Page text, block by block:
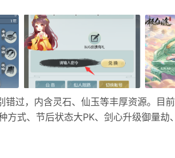
过，内含灵石、仙玉等丰厚资源。目前
式、节后状态大PK、剑心升级御量劫